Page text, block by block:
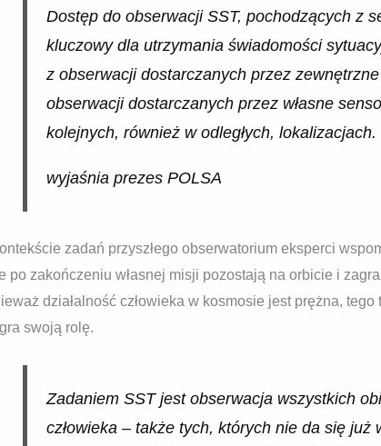
Dostęp do obserwacji SST, pochodzących z
kluczowy dla utrzymania świadomości
z obserwacji dostarczanych przez
obserwacji dostarczanych przez własne
kolejnych, również w odległych, lokalizacjach.
wyjaśnia prezes POLSA
zadań przyszłego obserwatorium eksperci
po zakończeniu własnej misji pozostają na orbicie i
działalność człowieka w kosmosie jest prężna,
swoją rolę.
Zadaniem SST jest obserwacja wszystkich
człowieka – także tych, których nie da się